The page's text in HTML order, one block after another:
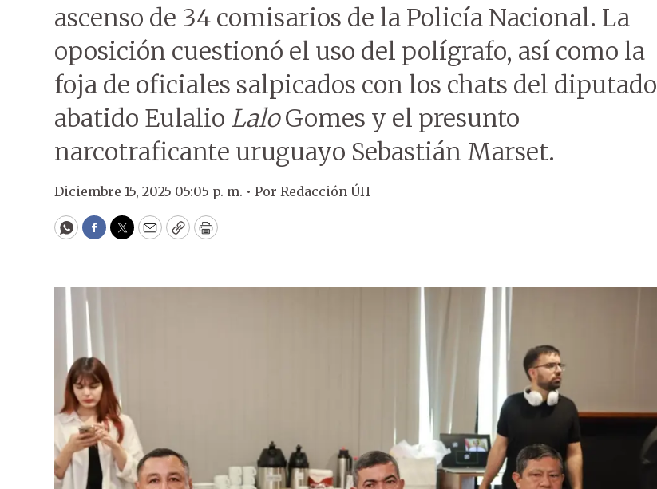
ascenso de 34 comisarios de la Policía Nacional. La
oposición cuestionó el uso del polígrafo, así como la
foja de oficiales salpicados con los chats del diputado
abatido Eulalio LaloGomes y el presunto
narcotraficante uruguayo Sebastián Marset.
Diciembre 15, 2025 05:05 p. m. • Por Redacción ÚH
WhatsApp
Facebook
Twitter
EmailCopyPrint